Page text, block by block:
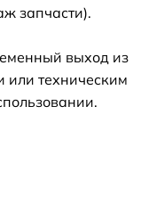
запчасти).
выход из
или техническим